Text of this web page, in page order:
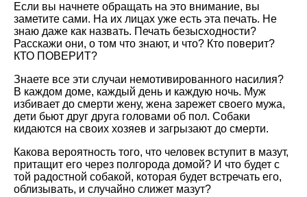
Если вы начнете обращать на это внимание, вы
заметите сами. На их лицах уже есть эта печать. Не
знаю даже как назвать. Печать безысходности?
Расскажи они, о том что знают, и что? Кто поверит?
КТО ПОВЕРИТ?
Знаете все эти случаи немотивированного насилия?
В каждом доме, каждый день и каждую ночь. Муж
избивает до смерти жену, жена зарежет своего мужа,
дети бьют друг друга головами об пол. Собаки
кидаются на своих хозяев и загрызают до смерти.
Какова вероятность того, что человек вступит в мазут,
притащит его через полгорода домой? И что будет с
той радостной собакой, которая будет встречать его,
облизывать, и случайно слижет мазут?